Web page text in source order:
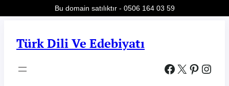
Türk Dili Ve Edebiyatı
Facebook X Pinterest Instagram
Bu domain satılıktır - 0506 164 03 59